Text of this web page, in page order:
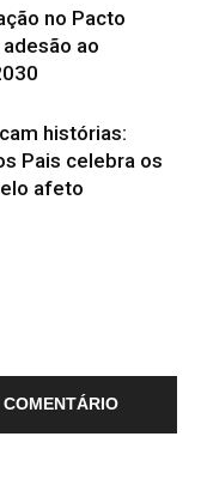
no Pacto
ao
histórias:
Pais celebra os
afeto